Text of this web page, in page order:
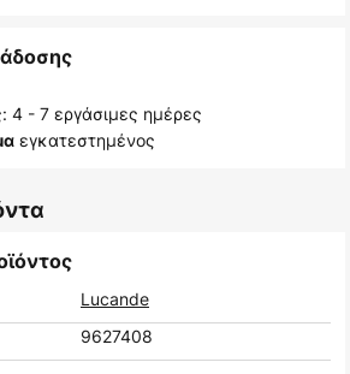
4 - 7 εργάσιμες ημέρες
εγκατεστημένος
Lucande
9627408